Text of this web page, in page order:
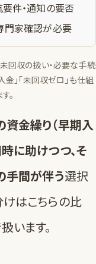
要件・通知の要否
門家確認が必要
回収の扱い・必要な手続
金」「未回収ゼロ」も仕組
。
資金繰り（早期入
に助けつつ、そ
手間が伴う選択
けはこちらの比
います。